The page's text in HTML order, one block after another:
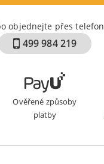
objednejte přes telefon
499 984 219
Ověřené způsoby
platby